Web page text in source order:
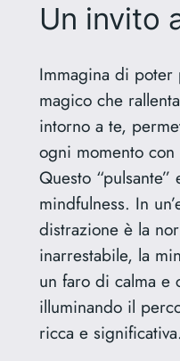
Un invito
Immagina di poter
magico che
intorno a te,
ogni momento
Questo
mindfulness. In
distrazione è la
inarrestabile, la
un faro di calma e
illuminando il
ricca e significativa.